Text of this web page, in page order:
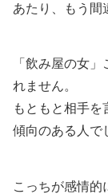
あたり、もう間
「飲み屋の女
れません。
もともと相手を
傾向のある人で
こっちが感情的